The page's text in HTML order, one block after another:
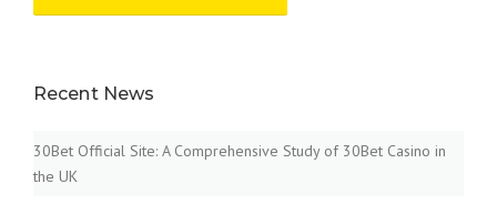
Recent News
30Bet Official Site: A Comprehensive Study of 30Bet Casino in
the UK